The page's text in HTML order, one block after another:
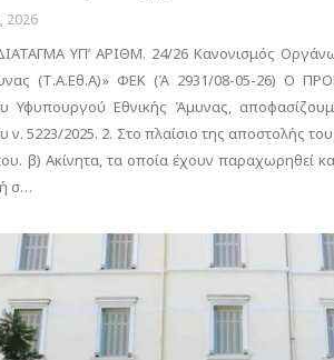
2026
ΥΠ’ ΑΡΙΘΜ. 24/26 Κανονισμός
(Τ.Α.Εθ.Α)» ΦΕΚ (Ά 2931/08-05-26) Ο
Υφυπουργού Εθνικής Άμυνας,
ν. 5223/2025. 2. Στο πλαίσιο της αποστολής
β) Ακίνητα, τα οποία έχουν παραχωρηθεί
σ…